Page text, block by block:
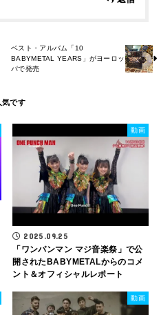
ベスト・アルバム「10
BABYMETAL YEARS」がヨーロッ
パで発売
動画
2025.09.25
「ワンパンマン マジ音楽祭」で公
開されたBABYMETALからのコメ
ント＆オフィシャルレポート
動画